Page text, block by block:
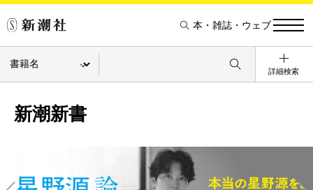
本・雑誌・ウェブ
詳細検索
新潮新書